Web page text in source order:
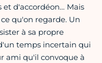
d'accordéon… Mais
qu'on regarde. Un
à sa propre
temps incertain qui
ami qu'il convoque à